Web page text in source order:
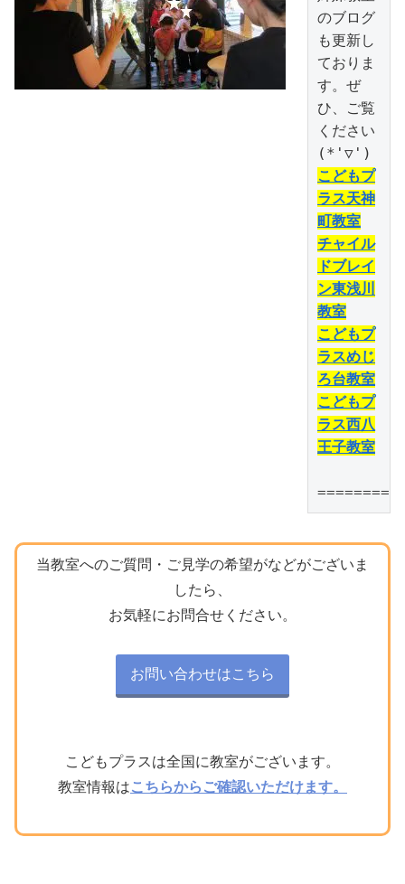
のブログ
も更新し
ておりま
す。ぜ
ひ、ご覧
ください
こどもプ
ラス天神
町教室
チャイル
ドブレイ
ン東浅川
教室
こどもプ
ラスめじ
ろ台教室
こどもプ
ラス西八
王子教室
当教室へのご質問・ご見学の希望がなどがございま
したら、
お気軽にお問合せください。
お問い合わせはこちら
こどもプラスは全国に教室がございます。
教室情報はこちらからご確認いただけます。